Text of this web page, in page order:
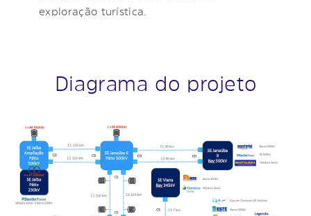
exploração turística.
Diagrama do projeto